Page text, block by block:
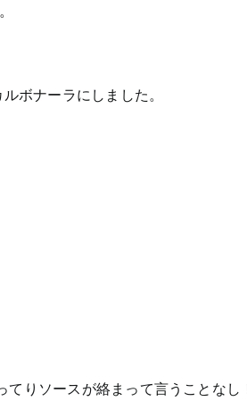
ボナーラにしました。
りソースが絡まって言うことなし